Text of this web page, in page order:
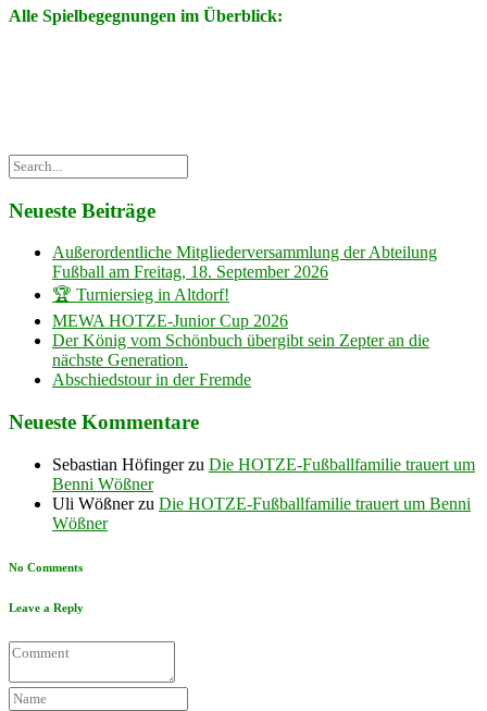
Alle Spielbegegnungen im Überblick:
Neueste Beiträge
Außerordentliche Mitgliederversammlung der Abteilung
Fußball am Freitag, 18. September 2026
🏆 Turniersieg in Altdorf!
MEWA HOTZE-Junior Cup 2026
Der König vom Schönbuch übergibt sein Zepter an die
nächste Generation.
Abschiedstour in der Fremde
Neueste Kommentare
Sebastian Höfingerzu Die HOTZE-Fußballfamilie trauert um
Benni Wößner
Uli Wößnerzu Die HOTZE-Fußballfamilie trauert um Benni
Wößner
No Comments
Leave a Reply